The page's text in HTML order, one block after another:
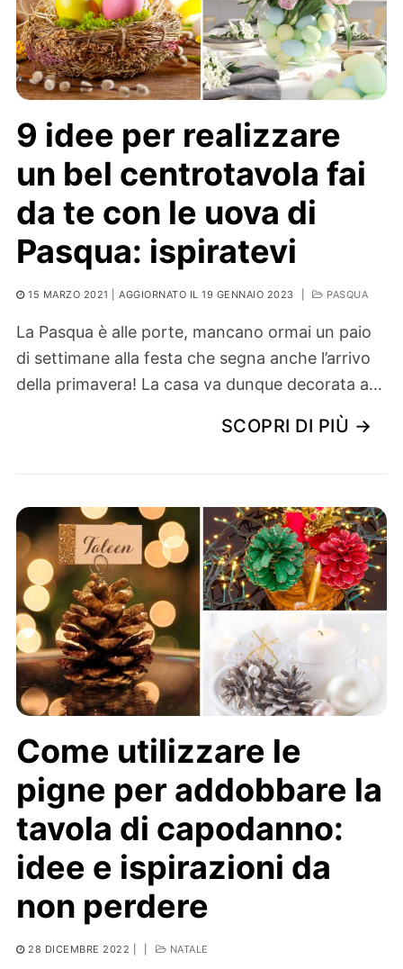
9 idee per realizzare
un bel centrotavola fai
da te con le uova di
Pasqua: ispiratevi
15 MARZO 2021 | AGGIORNATO IL 19 GENNAIO 2023 PASQUA
La Pasqua è alle porte, mancano ormai un paio
di settimane alla festa che segna anche l’arrivo
della primavera! La casa va dunque decorata a…
SCOPRI DI PIÙ →
Come utilizzare le
pigne per addobbare la
tavola di capodanno:
idee e ispirazioni da
non perdere
28 DICEMBRE 2022 NATALE